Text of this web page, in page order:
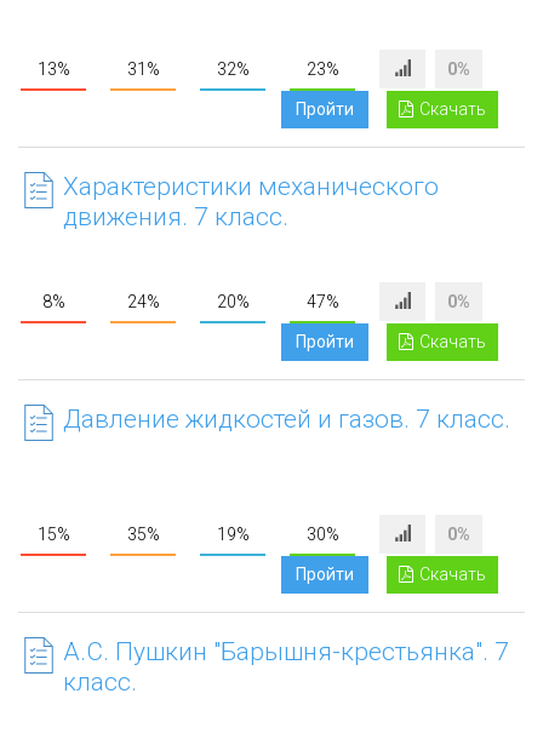
13% 31% 32% 23% 0%
Скачать
Пройти
Характеристики механического
движения. 7 класс.
8% 24% 20% 47% 0%
Скачать
Пройти
Давление жидкостей и газов. 7 класс.
15% 35% 19% 30% 0%
Скачать
Пройти
А.С. Пушкин "Барышня-крестьянка". 7
класс.